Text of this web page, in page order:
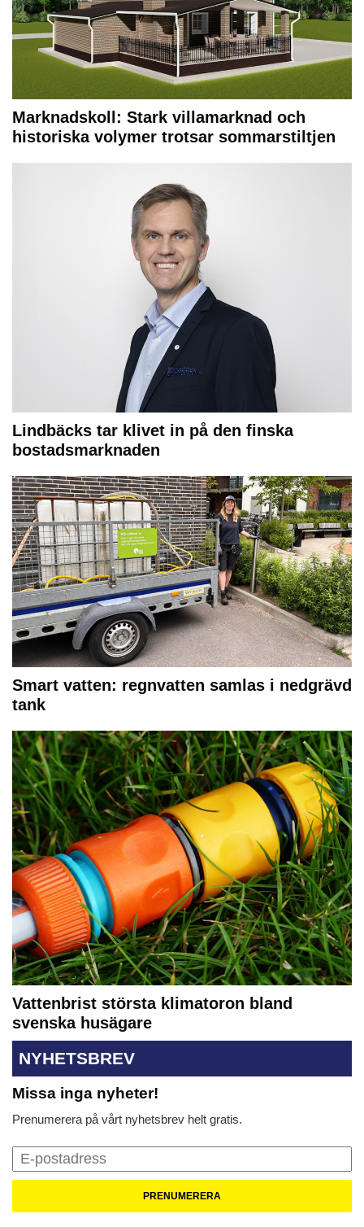
Marknadskoll: Stark villamarknad och
historiska volymer trotsar sommarstiltjen
Lindbäcks tar klivet in på den finska
bostadsmarknaden
Smart vatten: regnvatten samlas i nedgrävd
tank
Vattenbrist största klimatoron bland
svenska husägare
NYHETSBREV
Missa inga nyheter!
Prenumerera på vårt nyhetsbrev helt gratis.